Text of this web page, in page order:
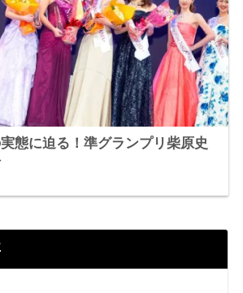
態に迫る！準グランプリ柴原史